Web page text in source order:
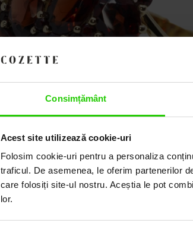
Consimțământ
Acest site utilizează cookie-uri
Folosim cookie-uri pentru a personaliza
traficul. De asemenea, le oferim partenerilor
care folosiți site-ul nostru. Aceștia le pot
lor.